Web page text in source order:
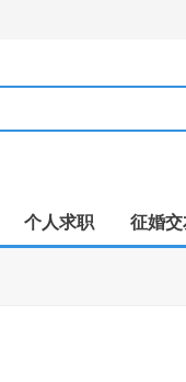
个人求职 征婚交